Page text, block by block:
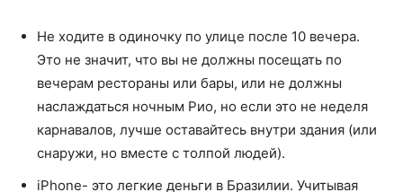
Не ходите в одиночку по улице после 10 вечера.
Это не значит, что вы не должны посещать по
вечерам рестораны или бары, или не должны
наслаждаться ночным Рио, но если это не неделя
карнавалов, лучше оставайтесь внутри здания (или
снаружи, но вместе с толпой людей).
iPhone- это легкие деньги в Бразилии. Учитывая